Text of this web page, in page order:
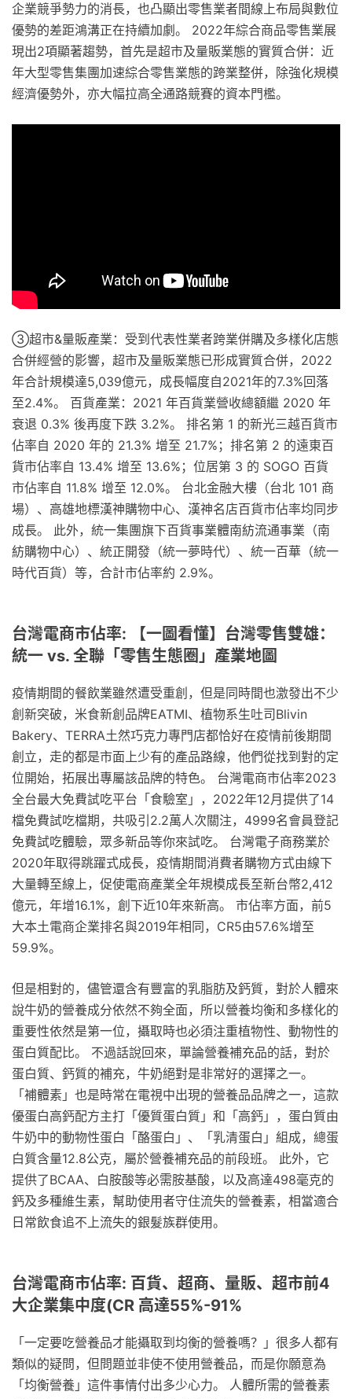
企業競爭勢力的消長，也凸顯出零售業者間線上布局與數位
優勢的差距鴻溝正在持續加劇。 2022年綜合商品零售業展
現出2項顯著趨勢，首先是超市及量販業態的實質合併：近
年大型零售集團加速綜合零售業態的跨業整併，除強化規模
經濟優勢外，亦大幅拉高全通路競賽的資本門檻。
③超市&量販產業：受到代表性業者跨業併購及多樣化店態
合併經營的影響，超市及量販業態已形成實質合併，2022
年合計規模達5,039億元，成長幅度自2021年的7.3%回落
至2.4%。 百貨產業：2021 年百貨業營收總額繼 2020 年
衰退 0.3% 後再度下跌 3.2%。 排名第 1 的新光三越百貨市
佔率自 2020 年的 21.3% 增至 21.7%；排名第 2 的遠東百
貨市佔率自 13.4% 增至 13.6%；位居第 3 的 SOGO 百貨
市佔率自 11.8% 增至 12.0%。 台北金融大樓（台北 101 商
場）、高雄地標漢神購物中心、漢神名店百貨市佔率均同步
成長。 此外，統一集團旗下百貨事業體南紡流通事業（南
紡購物中心）、統正開發（統一夢時代）、統一百華（統一
時代百貨）等，合計市佔率約 2.9%。
台灣電商市佔率: 【一圖看懂】台灣零售雙雄：
統一 vs. 全聯「零售生態圈」產業地圖
疫情期間的餐飲業雖然遭受重創，但是同時間也激發出不少
創新突破，米食新創品牌EATMI、植物系生吐司Blivin
Bakery、TERRA土然巧克力專門店都恰好在疫情前後期間
創立，走的都是市面上少有的產品路線，他們從找到對的定
位開始，拓展出專屬該品牌的特色。 台灣電商市佔率2023
全台最大免費試吃平台「食驗室」，2022年12月提供了14
檔免費試吃檔期，共吸引2.2萬人次關注，4999名會員登記
免費試吃體驗，眾多新品等你來試吃。 台灣電子商務業於
2020年取得跳躍式成長，疫情期間消費者購物方式由線下
大量轉至線上，促使電商產業全年規模成長至新台幣2,412
億元，年增16.1%，創下近10年來新高。 市佔率方面，前5
大本土電商企業排名與2019年相同，CR5由57.6%增至
59.9%。
但是相對的，儘管還含有豐富的乳脂肪及鈣質，對於人體來
說牛奶的營養成分依然不夠全面，所以營養均衡和多樣化的
重要性依然是第一位，攝取時也必須注重植物性、動物性的
蛋白質配比。 不過話說回來，單論營養補充品的話，對於
蛋白質、鈣質的補充，牛奶絕對是非常好的選擇之一。
「補體素」也是時常在電視中出現的營養品品牌之一，這款
優蛋白高鈣配方主打「優質蛋白質」和「高鈣」，蛋白質由
牛奶中的動物性蛋白「酪蛋白」、「乳清蛋白」組成，總蛋
白質含量12.8公克，屬於營養補充品的前段班。 此外，它
提供了BCAA、白胺酸等必需胺基酸，以及高達498毫克的
鈣及多種維生素，幫助使用者守住流失的營養素，相當適合
日常飲食追不上流失的銀髮族群使用。
台灣電商市佔率: 百貨、超商、量販、超市前4
大企業集中度(CR 高達55%-91%
「一定要吃營養品才能攝取到均衡的營養嗎？」很多人都有
類似的疑問，但問題並非使不使用營養品，而是你願意為
「均衡營養」這件事情付出多少心力。 人體所需的營養素